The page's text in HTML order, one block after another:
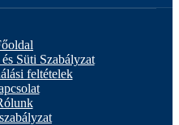
Süti Szabályzat
feltételek